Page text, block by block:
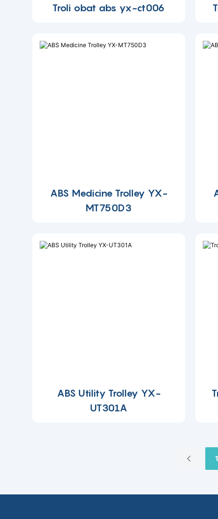
Troli obat abs yx-ct006
ABS Medicine Trolley YX-
MT750D3
ABS Utility Trolley YX-
UT301A
1